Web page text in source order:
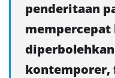
penderitaan
kontemporer,